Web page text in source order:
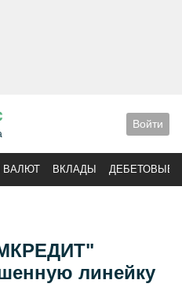
Войти
ВАЛЮТ ВКЛАДЫ ДЕБЕТОВЫЕ
линейку